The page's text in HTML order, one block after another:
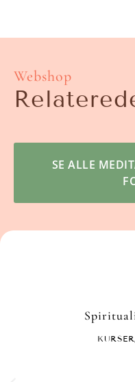
Webshop
SE ALLE
KURSER